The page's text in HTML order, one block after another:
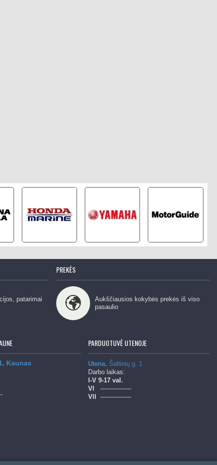
patarimai
PREKĖS
Aukščiausios kokybės prekės iš viso
pasaulio
Kaunas
PARDUOTUVĖ UTENOJE
Utena, Šaltinių g. 1
Darbo laikas:
l-V9-17 val.
Vl
----------------
Vll
----------------